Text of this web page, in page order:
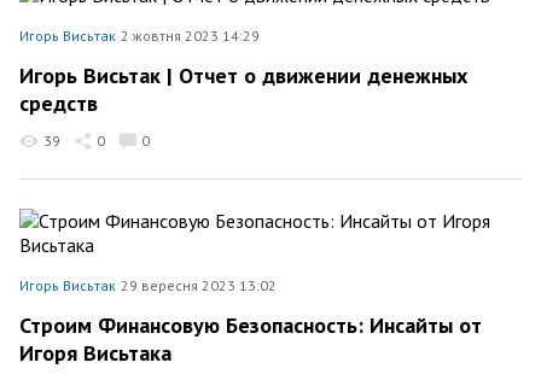
Игорь Висьтак 2 жовтня 2023 14:29
Игорь Висьтак | Отчет о движении денежных
средств
39 0 0
Игорь Висьтак 29 вересня 2023 13:02
Строим Финансовую Безопасность: Инсайты от
Игоря Висьтака